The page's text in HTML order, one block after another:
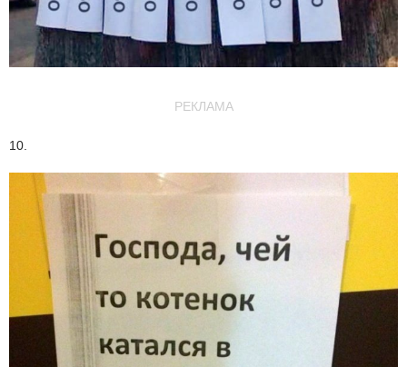
РЕКЛАМА
10.